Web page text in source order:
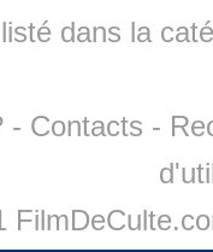
dans la
- Contacts -